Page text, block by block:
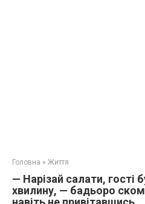
Головна » Життя
— Нарізай салати, гості
хвилину, — бадьоро